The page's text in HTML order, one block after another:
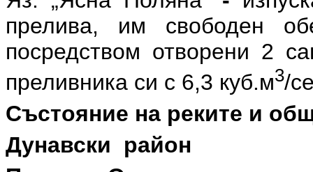
прелива, им свободен
посредством отворени 2
преливника си с 6,3 куб.м3/
Състояние на реките и
Дунавски район